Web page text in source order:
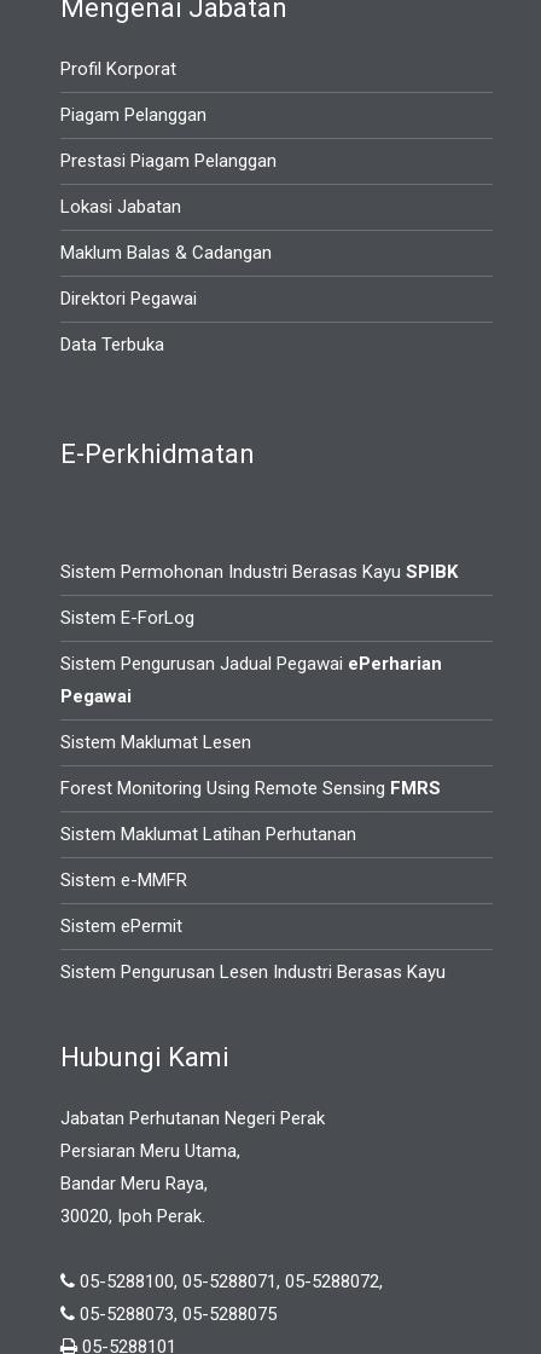
Mengenai Jabatan
Profil Korporat
Piagam Pelanggan
Prestasi Piagam Pelanggan
Lokasi Jabatan
Maklum Balas & Cadangan
Direktori Pegawai
Data Terbuka
E-Perkhidmatan
Sistem Permohonan Industri Berasas Kayu SPIBK
Sistem E-ForLog
Sistem Pengurusan Jadual Pegawai ePerharian
Pegawai
Sistem Maklumat Lesen
Forest Monitoring Using Remote Sensing FMRS
Sistem Maklumat Latihan Perhutanan
Sistem e-MMFR
Sistem ePermit
Sistem Pengurusan Lesen Industri Berasas Kayu
Hubungi Kami
Jabatan Perhutanan Negeri Perak
Persiaran Meru Utama,
Bandar Meru Raya,
30020, Ipoh Perak.
05-5288100, 05-5288071, 05-5288072,
05-5288073, 05-5288075
05-5288101